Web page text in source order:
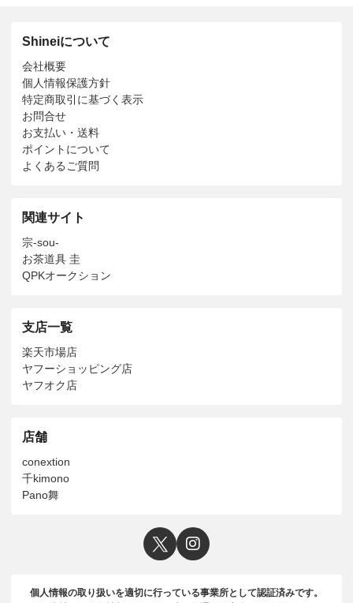
Shineiについて
会社概要
個人情報保護方針
特定商取引に基づく表示
お問合せ
お支払い・送料
ポイントについて
よくあるご質問
関連サイト
宗-sou-
お茶道具 圭
QPKオークション
支店一覧
楽天市場店
ヤフーショッピング店
ヤフオク店
店舗
conextion
千kimono
Pano舞
個人情報の取り扱いを適切に行っている事業所として認証済みです。